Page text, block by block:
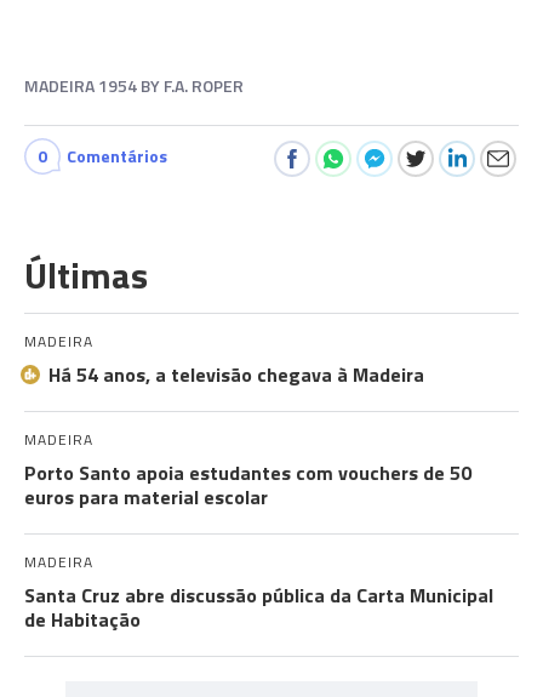
MADEIRA 1954 BY F.A. ROPER
0 Comentários
Últimas
MADEIRA
Há 54 anos, a televisão chegava à Madeira
MADEIRA
Porto Santo apoia estudantes com vouchers de 50
euros para material escolar
MADEIRA
Santa Cruz abre discussão pública da Carta Municipal
de Habitação